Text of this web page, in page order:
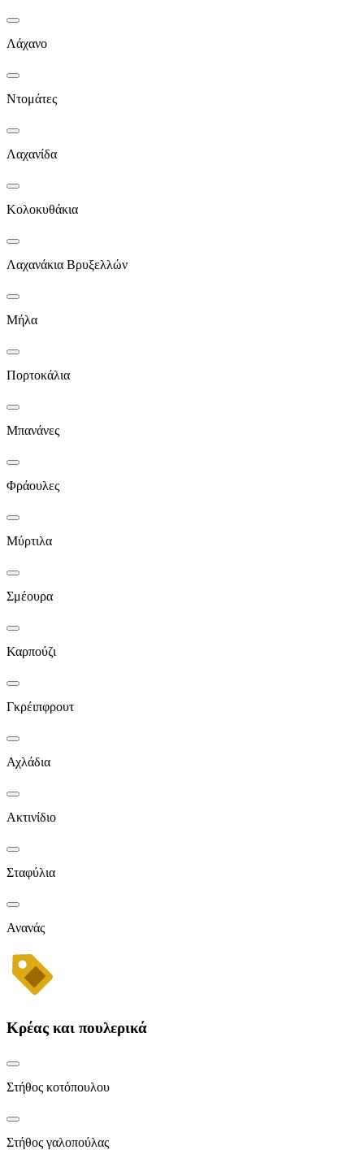
Λάχανο
Ντομάτες
Λαχανίδα
Κολοκυθάκια
Λαχανάκια Βρυξελλών
Μήλα
Πορτοκάλια
Μπανάνες
Φράουλες
Μύρτιλα
Σμέουρα
Καρπούζι
Γκρέιπφρουτ
Αχλάδια
Ακτινίδιο
Σταφύλια
Ανανάς
Κρέας και πουλερικά
Στήθος κοτόπουλου
Στήθος γαλοπούλας